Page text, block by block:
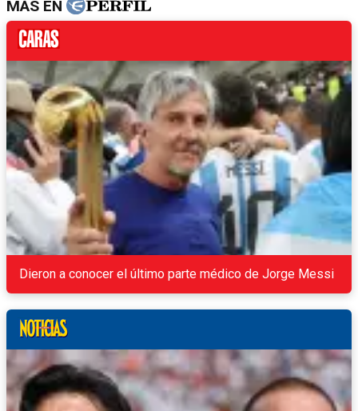
MÁS EN
Dieron a conocer el último parte médico de Jorge Messi